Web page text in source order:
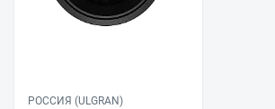
РОССИЯ (ULGRAN)